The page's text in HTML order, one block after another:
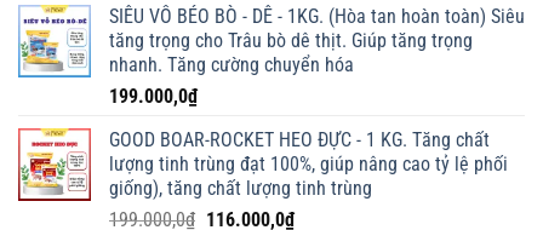
SIÊU VỖ BÉO BÒ - DÊ - 1KG. (Hòa tan hoàn toàn) Siêu
tăng trọng cho Trâu bò dê thịt. Giúp tăng trọng
nhanh. Tăng cường chuyển hóa
199.000,0₫
GOOD BOAR-ROCKET HEO ĐỰC - 1 KG. Tăng chất
lượng tinh trùng đạt 100%, giúp nâng cao tỷ lệ phối
giống), tăng chất lượng tinh trùng
199.000,0₫ Giá
116.000,0₫Giá